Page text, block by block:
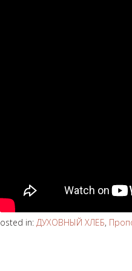
in: ДУХОВНЫЙ ХЛЕБ,